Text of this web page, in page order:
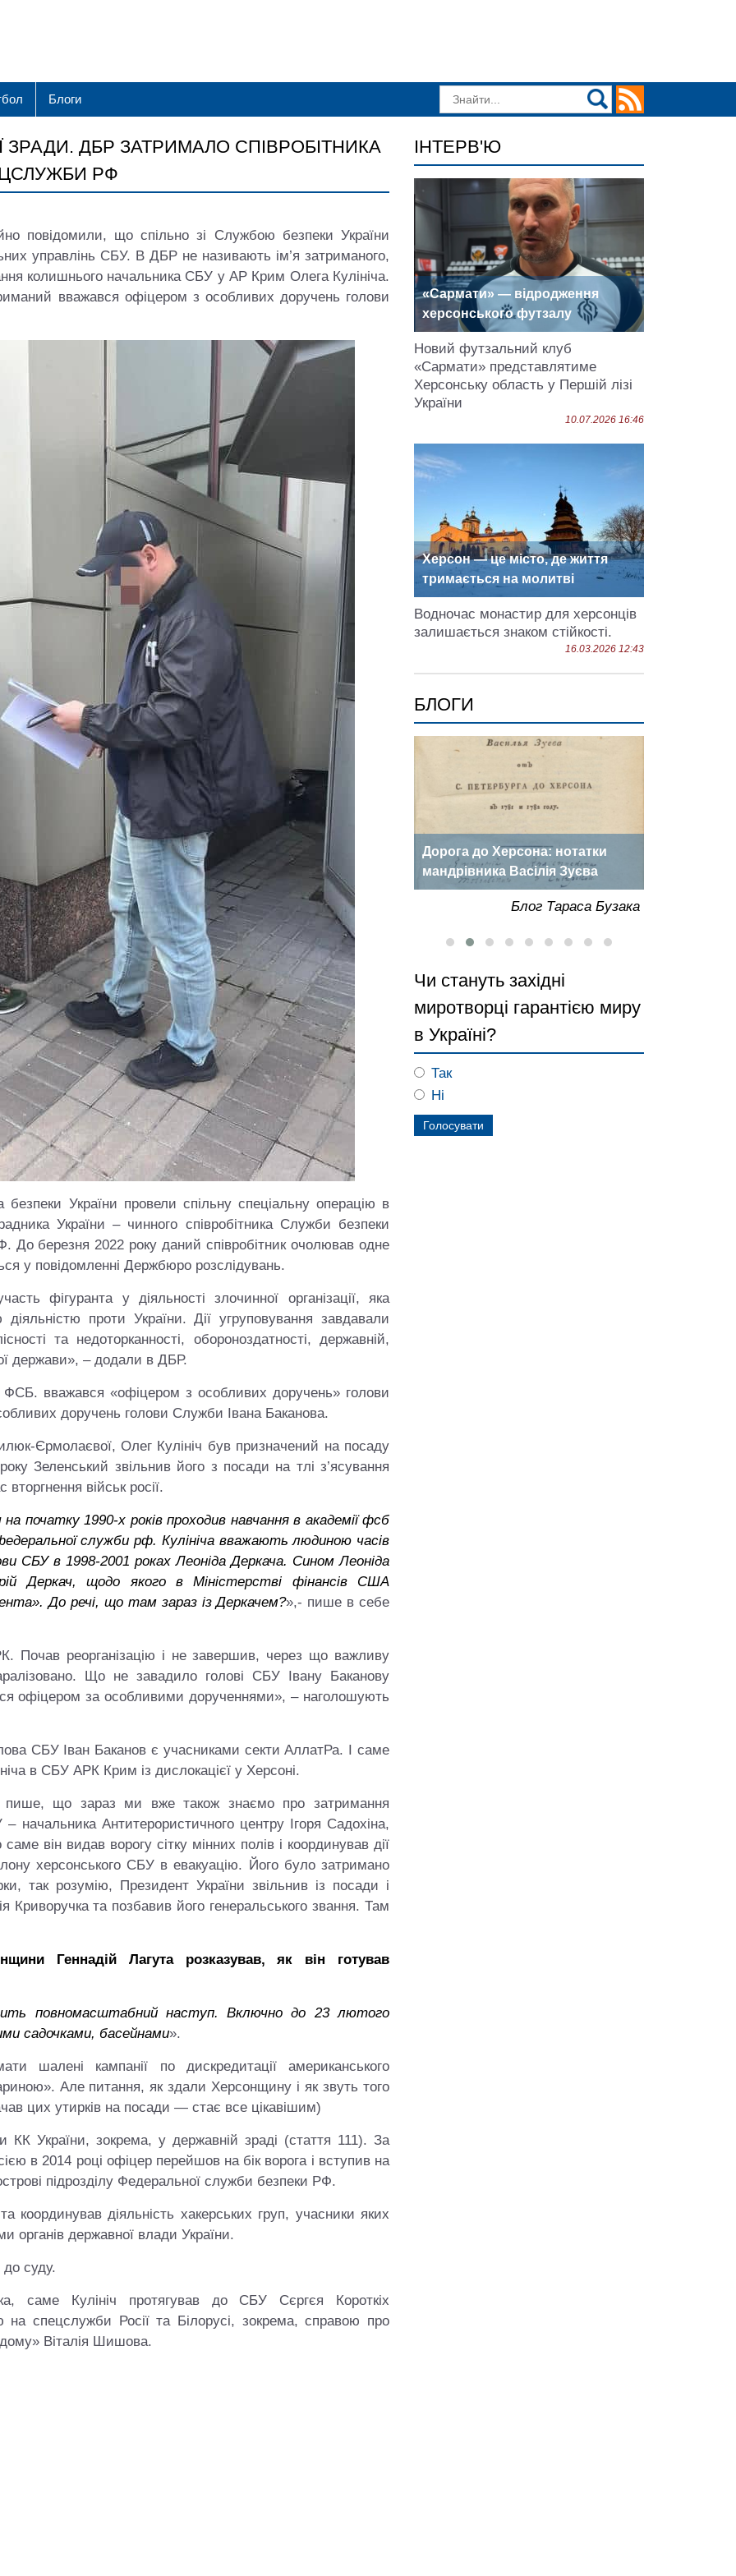
Блоги
ЗРАДИ. ДБР ЗАТРИМАЛО СПІВРОБІТНИКА
РФ
повідомили, що спільно зі Службою безпеки України
управлінь СБУ. В ДБР не називають ім’я затриманого,
колишнього начальника СБУ у АР Крим Олега Кулініча.
вважався офіцером з особливих доручень голови
України провели спільну спеціальну операцію в
України – чинного співробітника Служби безпеки
березня 2022 року даний співробітник очолював одне
у повідомленні Держбюро розслідувань.
фігуранта у діяльності злочинної організації, яка
проти України. Дії угруповування завдавали
та недоторканності, обороноздатності, державній,
держави», – додали в ДБР.
вважався «офіцером з особливих доручень» голови
доручень голови Служби Івана Баканова.
Єрмолаєвої, Олег Кулініч був призначений на посаду
Зеленський звільнив його з посади на тлі з’ясування
військ росії.
початку 1990-х років проходив навчання в академії фсб
служби рф. Кулініча вважають людиною часів
СБУ в 1998-2001 роках Леоніда Деркача. Сином Леоніда
Деркач, щодо якого в Міністерстві фінансів США
До речі, що там зараз із Деркачем?»,- пише в себе
Почав реорганізацію і не завершив, через що важливу
Що не завадило голові СБУ Івану Баканову
офіцером за особливими дорученнями», – наголошують
СБУ Іван Баканов є учасниками секти АллатРа. І саме
в СБУ АРК Крим із дислокацієї у Херсоні.
що зараз ми вже також знаємо про затримання
начальника Антитерористичного центру Ігоря Садохіна,
він видав ворогу сітку мінних полів і координував дії
херсонського СБУ в евакуацію. Його було затримано
так розумію, Президент України звільнив із посади і
Криворучка та позбавив його генеральського звання. Там
Геннадій Лагута розказував, як він готував
повномасштабний наступ. Включно до 23 лютого
садочками, басейнами».
шалені кампанії по дискредитації американського
Але питання, як здали Херсонщину і як звуть того
цих утирків на посади — стає все цікавішим)
КК України, зокрема, у державній зраді (стаття 111). За
в 2014 році офіцер перейшов на бік ворога і вступив на
підрозділу Федеральної служби безпеки РФ.
координував діяльність хакерських груп, учасники яких
органів державної влади України.
суду.
саме Кулініч протягував до СБУ Сєргєя Короткіх
спецслужби Росії та Білорусі, зокрема, справою про
дому» Віталія Шишова.
ІНТЕРВ'Ю
«Сармати» — відродження
херсонського футзалу
Новий футзальний клуб
«Сармати» представлятиме
Херсонську область у Першій лізі
України
10.07.2026 16:46
Херсон — це місто, де життя
тримається на молитві
Водночас монастир для херсонців
залишається знаком стійкості.
16.03.2026 12:43
БЛОГИ
— емігрант з
який обрав смерть
зради
Блог Тараса Бузака
Футбол у Херсоні. Перші кроки
Блог Тараса Бузака
Дорога до Херсона: нотатки
мандрівника Васілія Зуєва
Блог Тараса Бузака
Чи стануть західні
миротворці гарантією миру
в Україні?
Так
Ні